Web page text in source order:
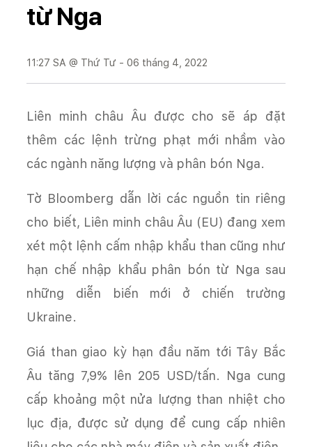
từ Nga
11:27 SA @ Thứ Tư - 06 tháng 4, 2022
Liên minh châu Âu được cho sẽ áp đặt
thêm các lệnh trừng phạt mới nhầm vào
các ngành năng lượng và phân bón Nga.
Tờ Bloomberg dẫn lời các nguồn tin riêng
cho biết, Liên minh châu Âu (EU) đang xem
xét một lệnh cấm nhập khẩu than cũng như
hạn chế nhập khẩu phân bón từ Nga sau
những diễn biến mới ở chiến trường
Ukraine.
Giá than giao kỳ hạn đầu năm tới Tây Bắc
Âu tăng 7,9% lên 205 USD/tấn. Nga cung
cấp khoảng một nửa lượng than nhiệt cho
lục địa, được sử dụng để cung cấp nhiên